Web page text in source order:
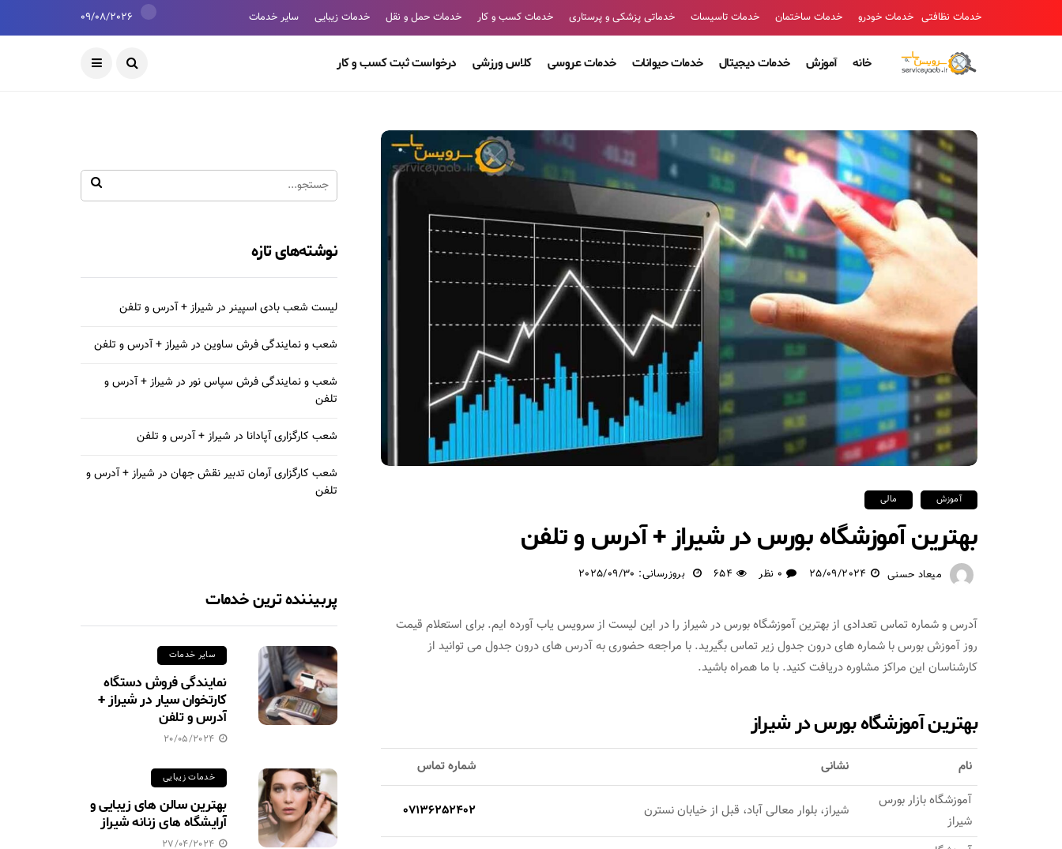
خدمات نظافتی خدمات خودرو خدمات ساختمان خدمات تاسیسات خدماتی پزشکی و پرستاری خدمات کسب و کار خدمات حمل و نقل خدمات زیبایی سایر خدمات 09/08/2026
خانه آموزش خدمات دیجیتال خدمات حیوانات خدمات عروسی کلاس ورزشی درخواست ثبت کسب و کار
آموزش مالی
بهترین آموزشگاه بورس در شیراز + آدرس و تلفن
میعاد حسنی 25/09/2024 0 نظر 654 بروزرسانی: 2025/09/30
آدرس و شماره تماس تعدادی از بهترین آموزشگاه بورس در شیراز را در این لیست از سرویس یاب آورده ایم. برای استعلام قیمت
روز آموزش بورس با شماره های درون جدول زیر تماس بگیرید. با مراجعه حضوری به آدرس های درون جدول می توانید از
کارشناسان این مراکز مشاوره دریافت کنید. با ما همراه باشید.
بهترین آموزشگاه بورس در شیراز
نام نشانی
شماره تماس
آموزشگاه بازار بورس
شیراز
شیراز، بلوار معالی آباد، قبل از خیابان نسترن 07136252402
نوشته‌های تازه
لیست شعب بادی اسپینر در شیراز + آدرس و تلفن
شعب و نمایندگی فرش ساوین در شیراز + آدرس و تلفن
شعب و نمایندگی فرش سپاس نور در شیراز + آدرس و
تلفن
شعب کارگزاری آپادانا در شیراز + آدرس و تلفن
شعب کارگزاری آرمان تدبیر نقش جهان در شیراز + آدرس و
تلفن
پربیننده ترین خدمات
سایر خدمات
نمایندگی فروش دستگاه
کارتخوان سیار در شیراز +
آدرس و تلفن
20/05/2024
خدمات زیبایی
بهترین سالن های زیبایی و
آرایشگاه های زنانه شیراز
27/04/2024